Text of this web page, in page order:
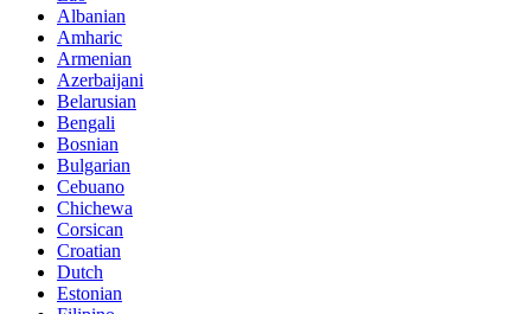
Albanian
Amharic
Armenian
Azerbaijani
Belarusian
Bengali
Bosnian
Bulgarian
Cebuano
Chichewa
Corsican
Croatian
Dutch
Estonian